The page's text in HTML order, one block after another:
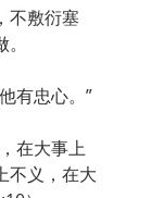
不敷衍塞
有忠心。”
在大事上
不义，在大